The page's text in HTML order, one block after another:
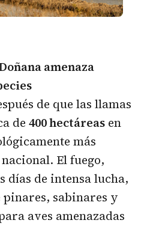
amenaza
de que las llamas
de 400 hectáreas en
más
El fuego,
días de intensa lucha,
sabinares y
aves amenazadas